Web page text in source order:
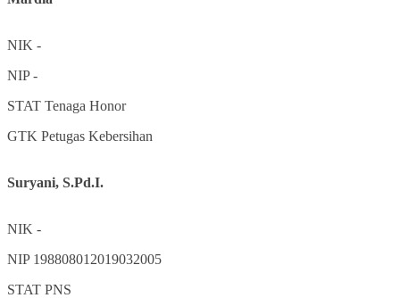
NIK -
NIP-
STAT Tenaga Honor
GTK Petugas Kebersihan
Suryani, S.Pd.I.
NIK -
NIP 198808012019032005
STAT PNS